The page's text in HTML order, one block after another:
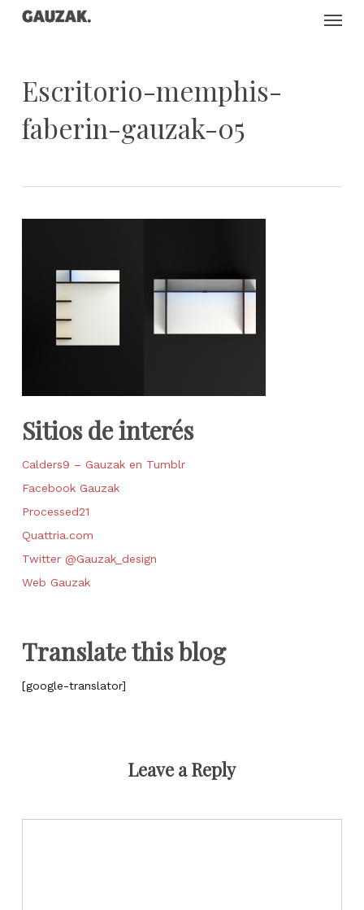
Skip
Escritorio-memphis-
faberin-gauzak-05
Sitios de interés
Calders9 – Gauzak en Tumblr
Facebook Gauzak
Processed21
Quattria.com
Twitter @Gauzak_design
Web Gauzak
Translate this blog
[google-translator]
Leave a Reply